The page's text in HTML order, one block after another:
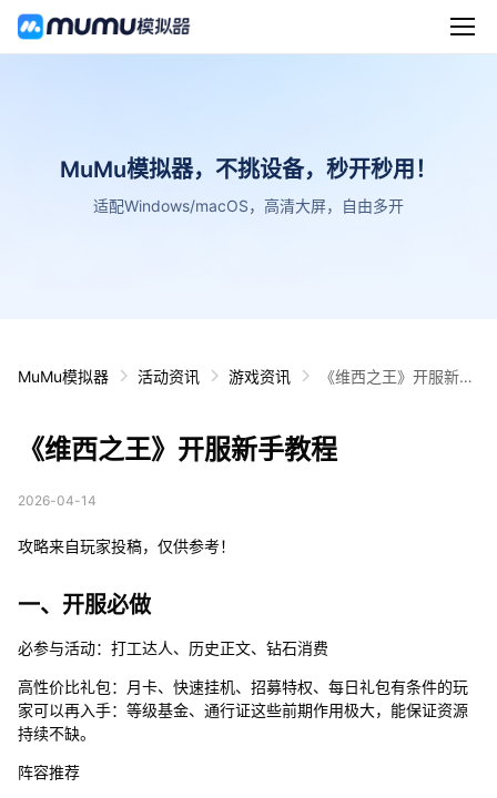
MuMu模拟器，不挑设备，秒开秒用！
适配Windows/macOS，高清大屏，自由多开
MuMu模拟器 活动资讯 游戏资讯
《维西之王》开服新手
《维西之王》开服新手教程
2026-04-14
攻略来自玩家投稿，仅供参考！
一、开服必做
必参与活动：打工达人、历史正文、钻石消费
高性价比礼包：月卡、快速挂机、招募特权、每日礼包有条件的玩
家可以再入手：等级基金、通行证这些前期作用极大，能保证资源
持续不缺。
阵容推荐